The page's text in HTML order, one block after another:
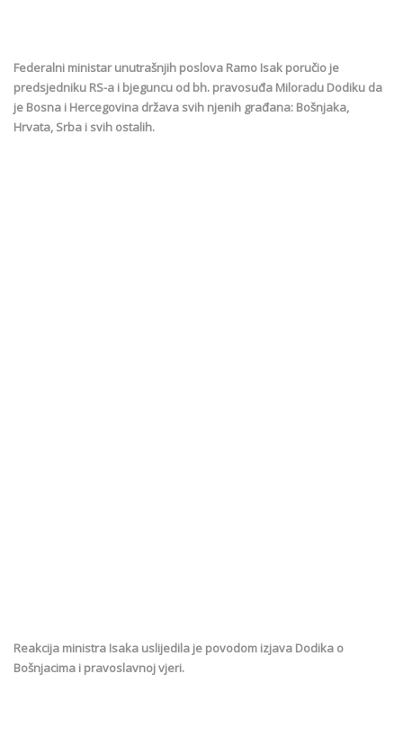
Federalni ministar unutrašnjih poslova Ramo Isak poručio je
predsjedniku RS-a i bjeguncu od bh. pravosuđa Miloradu Dodiku da
je Bosna i Hercegovina država svih njenih građana: Bošnjaka,
Hrvata, Srba i svih ostalih.
Reakcija ministra Isaka uslijedila je povodom izjava Dodika o
Bošnjacima i pravoslavnoj vjeri.